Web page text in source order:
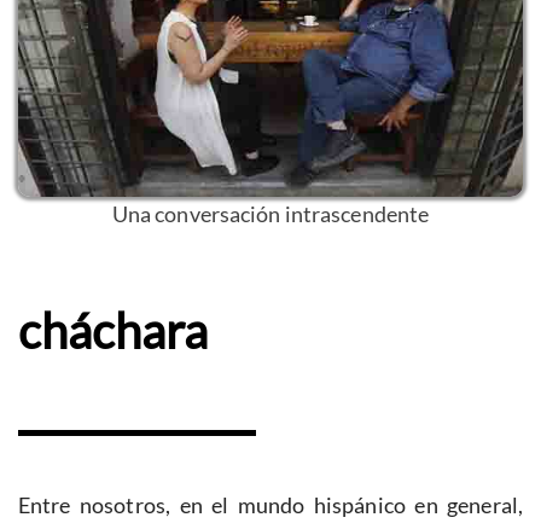
Una conversación intrascendente
cháchara
Entre nosotros, en el mundo hispánico en general,